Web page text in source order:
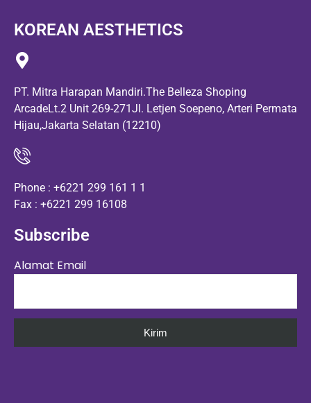
KOREAN AESTHETICS
PT. Mitra Harapan Mandiri.The Belleza Shoping
ArcadeLt.2 Unit 269-271Jl. Letjen Soepeno, Arteri Permata
Hijau,Jakarta Selatan (12210)
Phone : +6221 299 161 1 1
Fax : +6221 299 16108
Subscribe
Alamat Email